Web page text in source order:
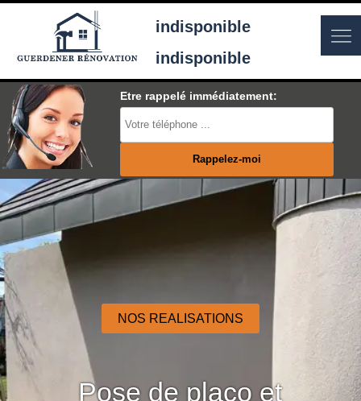
indisponible
indisponible
Etre rappelé immédiatement:
NOS REALISATIONS
Pose de placo et